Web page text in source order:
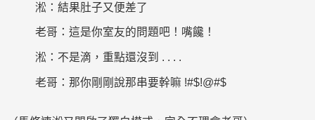
淞：結果肚子又便差了
老哥：這是你室友的問題吧！嘴饞！
淞：不是滴，重點還沒到 . . . .
老哥：那你剛剛說那串要幹嘛 !#$!@#$